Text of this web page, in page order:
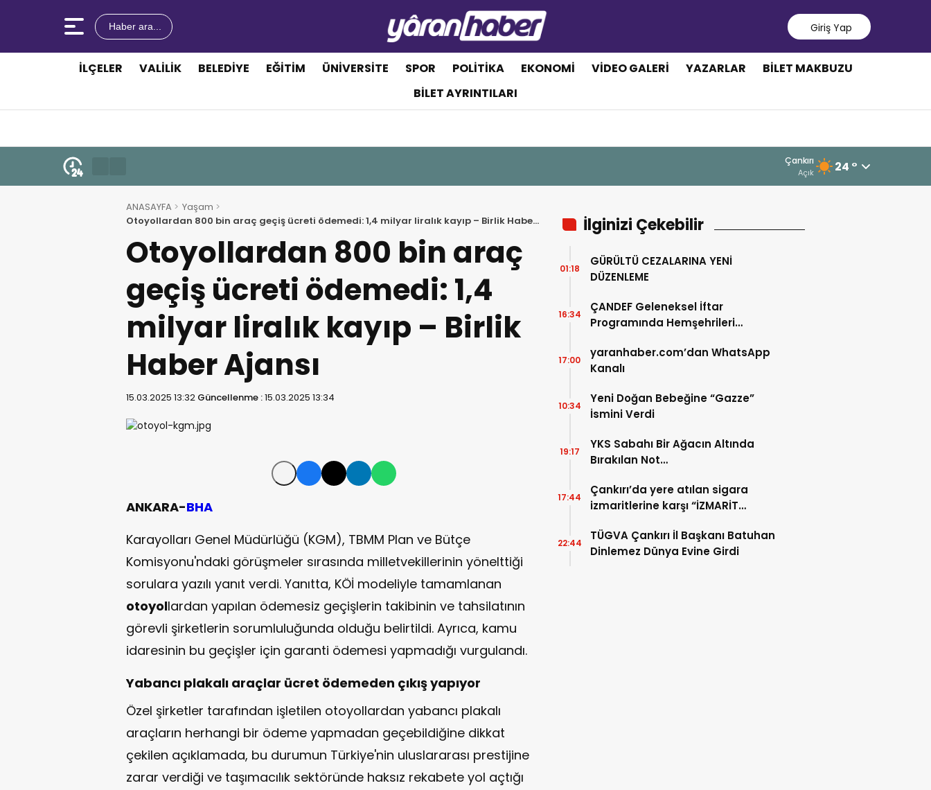
Haber ara... Giriş Yap
İLÇELER VALILIK BELEDIYE EĞITIM ÜNIVERSITE SPOR POLITIKA EKONOMI VIDEO GALERI YAZARLAR
BILET MAKBUZU
BILET AYRINTILARI
Çankırı
Açık 24 °
ANASAYFA
Yaşam
Otoyollardan 800 bin araç geçiş ücreti ödemedi: 1,4 milyar liralık kayıp – Birlik Haber
Otoyollardan 800 bin araç
geçiş ücreti ödemedi: 1,4
milyar liralık kayıp – Birlik
Haber Ajansı
15.03.2025 13:32 Güncellenme :15.03.2025 13:34
ANKARA-BHA
Karayolları Genel Müdürlüğü (KGM), TBMM Plan ve Bütçe
Komisyonu'ndaki görüşmeler sırasında milletvekillerinin yönelttiği
sorulara yazılı yanıt verdi. Yanıtta, KÖİ modeliyle tamamlanan
otoyollardan yapılan ödemesiz geçişlerin takibinin ve tahsilatının
görevli şirketlerin sorumluluğunda olduğu belirtildi. Ayrıca, kamu
idaresinin bu geçişler için garanti ödemesi yapmadığı vurgulandı.
Yabancı plakalı araçlar ücret ödemeden çıkış yapıyor
Özel şirketler tarafından işletilen otoyollardan yabancı plakalı
araçların herhangi bir ödeme yapmadan geçebildiğine dikkat
çekilen açıklamada, bu durumun Türkiye'nin uluslararası prestijine
zarar verdiği ve taşımacılık sektöründe haksız rekabete yol açtığı
İlginizi Çekebilir
GÜRÜLTÜ CEZALARINA YENİ
DÜZENLEME
01:18
ÇANDEF Geleneksel İftar
Programında Hemşehrileri
16:34
yaranhaber.com’dan WhatsApp
Kanalı
17:00
Yeni Doğan Bebeğine “Gazze”
İsmini Verdi
10:34
YKS Sabahı Bir Ağacın Altında
Bırakılan Not…
19:17
Çankırı’da yere atılan sigara
izmaritlerine karşı “İZMARİT
17:44
TÜGVA Çankırı İl Başkanı Batuhan
Dinlemez Dünya Evine Girdi
22:44